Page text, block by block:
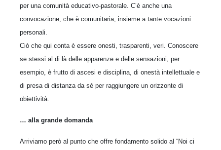
per una comunità educativo-pastorale. C’è anche una
convocazione, che è comunitaria, insieme a tante vocazioni
personali.
Ciò che qui conta è essere onesti, trasparenti, veri. Conoscere
se stessi al di là delle apparenze e delle sensazioni, per
esempio, è frutto di ascesi e disciplina, di onestà intellettuale e
di presa di distanza da sé per raggiungere un orizzonte di
obiettività.
… alla grande domanda
Arriviamo però al punto che offre fondamento solido al “Noi ci